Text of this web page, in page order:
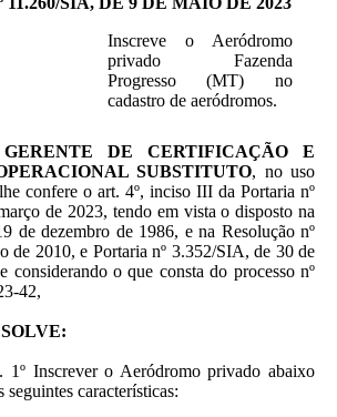
Inscreve o Aeródromo
privado Fazenda
Progresso (MT) no
cadastro de aeródromos.
DE CERTIFICAÇÃO E
SUBSTITUTO, no uso
confere o art. 4º, inciso III da Portaria nº
de 2023, tendo em vista o disposto na
de dezembro de 1986, e na Resolução nº
de 2010, e Portaria nº 3.352/SIA, de 30 de
considerando o que consta do processo nº
42,
1º Inscrever o Aeródromo privado abaixo
seguintes características: